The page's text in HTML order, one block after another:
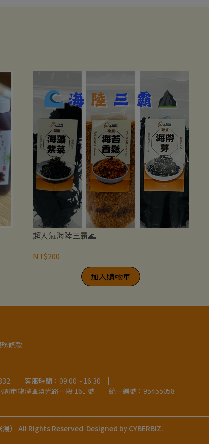
超人氣海陸三霸🌊
NT$200
加入購物車
條款
客服時間：09:00 ~ 16:30
園市龍潭區湧光路一段 161 號
統一編號：95455058
） All Rights Reserved. Designed by CYBERBIZ.